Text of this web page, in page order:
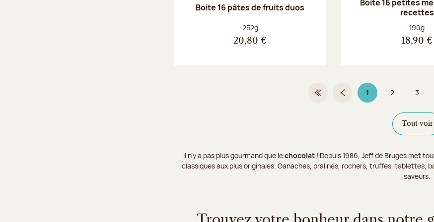
Boite 16 pâtes de fruits duos
Poids net :
252g
20,80 €
Boite 16 petites
recettes
Poids
190g
18,90 €
Première pagePage précédente
1Page 1 sur 9
Page
2 Page
3
Tout voir
Il n’y a pas plus gourmand que lechocolat! Depuis 1986, Jeff de Bruges met
classiques aux plus originales. Ganaches, pralinés, rochers, truffes, tablettes,
saveurs.